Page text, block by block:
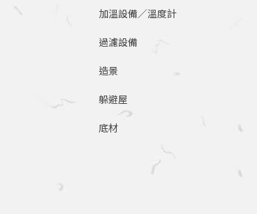
加溫設備／溫度計
過濾設備
造景
躲避屋
底材